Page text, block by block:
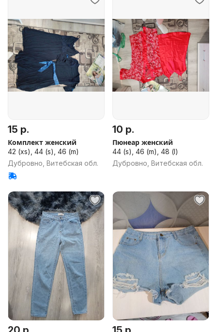
15 р.
Комплект женский
42 (xs), 44 (s), 46 (m)
Дубровно, Витебская обл.
10 р.
Пюнеар женский
44 (s), 46 (m), 48 (l)
Дубровно, Витебская обл.